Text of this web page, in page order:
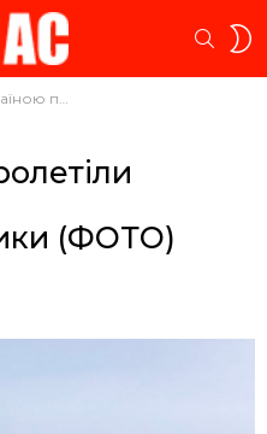
бомбардувальники (ФОТО)
(ФОТО)